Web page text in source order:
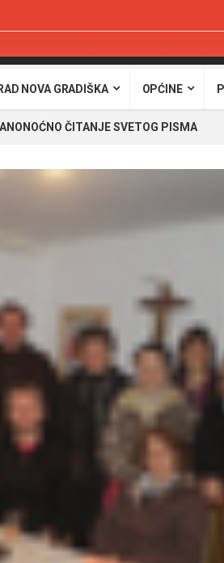
NOVA GRADIŠKA OPĆINE
ČITANJE SVETOG PISMA